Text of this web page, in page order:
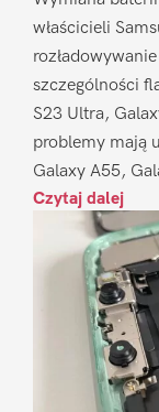
właścicieli
szczególności
S23 Ultra,
problemy mają
Galaxy A55,
Czytaj dalej